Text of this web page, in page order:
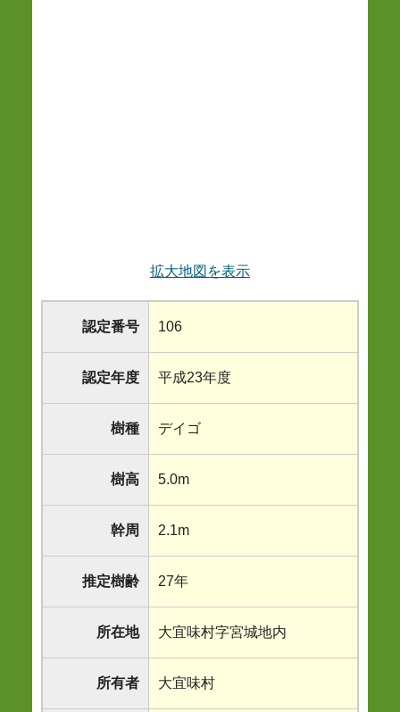
拡大地図を表示
認定番号 106
認定年度 平成23年度
樹種 デイゴ
樹高 5.0m
幹周 2.1m
推定樹齢 27年
所在地 大宜味村字宮城地内
所有者 大宜味村